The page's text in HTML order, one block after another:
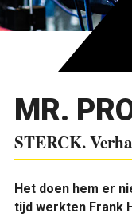
MR.
STERCK.
Het doen hem er
tijd werkten Frank